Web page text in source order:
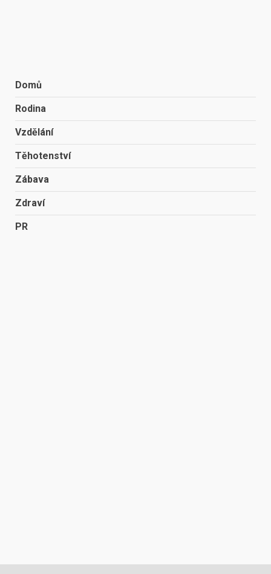
Domů
Rodina
Vzdělání
Těhotenství
Zábava
Zdraví
PR